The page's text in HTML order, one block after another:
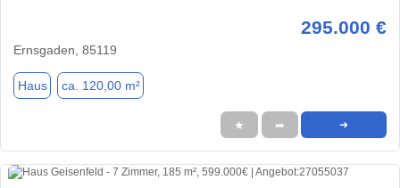
295.000 €
Ernsgaden, 85119
Haus ca. 120,00 m²
★ ➦ ➜